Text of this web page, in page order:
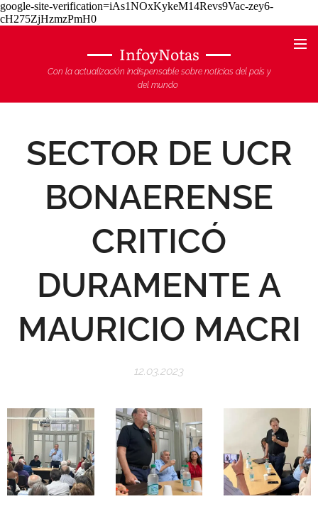
google-site-verification=iAs1NOxKykeM14Revs9Vac-zey6-
cH275ZjHzmzPmH0
InfoyNotas
Con la actualización indispensable sobre noticias del país y
del mundo
SECTOR DE UCR
BONAERENSE
CRITICÓ
DURAMENTE A
MAURICIO MACRI
12.03.2023